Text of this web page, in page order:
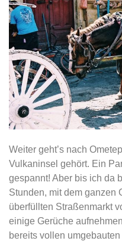
Weiter geht’s nach
Vulkaninsel gehört. Ein
gespannt! Aber bis ich da
Stunden, mit dem ganzen
überfüllten Straßenmarkt
einige Gerüche
bereits vollen